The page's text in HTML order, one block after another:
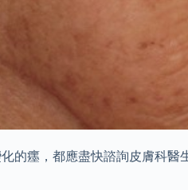
的癦，都應盡快諮詢皮膚科